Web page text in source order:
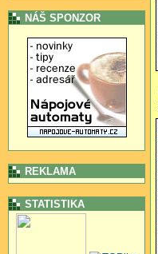
NÁŠ SPONZOR
REKLAMA
STATISTIKA